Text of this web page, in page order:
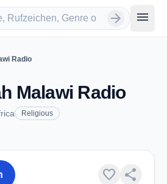
arrow_forward menu
Radio
Malawi Radio
Religious
favorite share